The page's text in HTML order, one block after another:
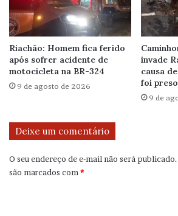
Riachão: Homem fica ferido
após sofrer acidente de
motocicleta na BR-324
9 de agosto de 2026
invade
causa
foi preso
9 de
Deixe um comentário
O seu endereço de e-mail não será publicado.
são marcados com *